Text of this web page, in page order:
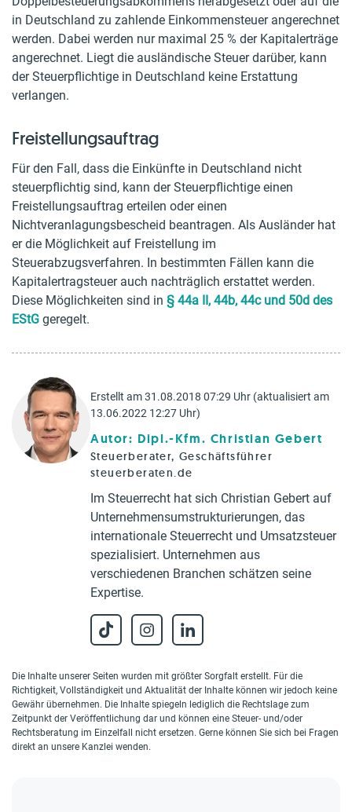
in Deutschland zu zahlende Einkommensteuer angerechnet
werden. Dabei werden nur maximal 25 % der Kapitalerträge
angerechnet. Liegt die ausländische Steuer darüber, kann
der Steuerpflichtige in Deutschland keine Erstattung
verlangen.
Freistellungsauftrag
Für den Fall, dass die Einkünfte in Deutschland nicht
steuerpflichtig sind, kann der Steuerpflichtige einen
Freistellungsauftrag erteilen oder einen
Nichtveranlagungsbescheid beantragen. Als Ausländer hat
er die Möglichkeit auf Freistellung im
Steuerabzugsverfahren. In bestimmten Fällen kann die
Kapitalertragsteuer auch nachträglich erstattet werden.
Diese Möglichkeiten sind in § 44a II, 44b, 44c und 50d des
EStG geregelt.
Erstellt am 31.08.2018 07:29 Uhr (aktualisiert am
13.06.2022 12:27 Uhr)
Autor: Dipl.-Kfm. Christian Gebert
Steuerberater, Geschäftsführer
steuerberaten.de
Im Steuerrecht hat sich Christian Gebert auf
Unternehmensumstrukturierungen, das
internationale Steuerrecht und Umsatzsteuer
spezialisiert. Unternehmen aus
verschiedenen Branchen schätzen seine
Expertise.
Die Inhalte unserer Seiten wurden mit größter Sorgfalt erstellt. Für die
Richtigkeit, Vollständigkeit und Aktualität der Inhalte können wir jedoch keine
Gewähr übernehmen. Die Inhalte spiegeln lediglich die Rechtslage zum
Zeitpunkt der Veröffentlichung dar und können eine Steuer- und/oder
Rechtsberatung im Einzelfall nicht ersetzen. Gerne können Sie sich bei Fragen
direkt an unsere Kanzlei wenden.